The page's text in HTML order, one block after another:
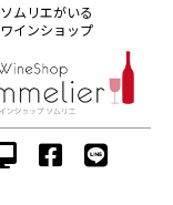
ソムリエがいる
ワインショップ